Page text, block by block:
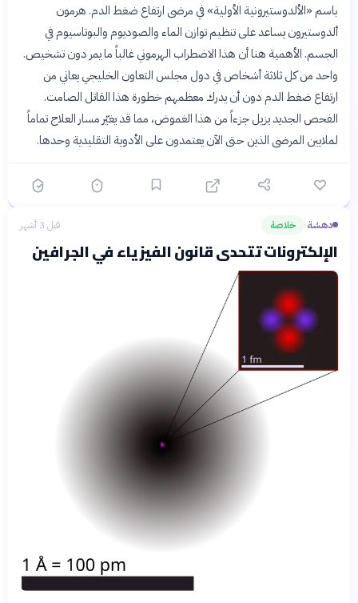
باسم «الألدوستيرونية الأولية» في مرضى ارتفاع ضغط الدم. هرمون
ألدوستيرون يساعد على تنظيم توازن الماء والصوديوم والبوتاسيوم في
الجسم. الأهمية هنا أن هذا الاضطراب الهرموني غالباً ما يمر دون تشخيص.
واحد من كل ثلاثة أشخاص في دول مجلس التعاون الخليجي يعاني من
ارتفاع ضغط الدم دون أن يدرك معظمهم خطورة هذا القاتل الصامت.
الفحص الجديد يزيل جزءاً من هذا الغموض، مما قد يغيّر مسار العلاج تماماً
لملايين المرضى الذين حتى الآن يعتمدون على الأدوية التقليدية وحدها.
دهشة› خلاصة قبل 3 أشهر
الإلكترونات تتحدى قانون الفيزياء في الجرافين